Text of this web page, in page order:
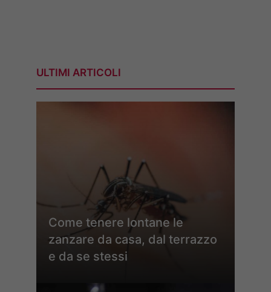
ULTIMI ARTICOLI
Come tenere lontane le
zanzare da casa, dal terrazzo
e da se stessi